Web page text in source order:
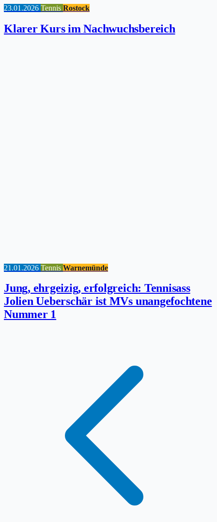
23.01.2026 Tennis Rostock
Klarer Kurs im Nachwuchsbereich
21.01.2026 Tennis Warnemünde
Jung, ehrgeizig, erfolgreich: Tennisass
Jolien Ueberschär ist MVs unangefochtene
Nummer 1